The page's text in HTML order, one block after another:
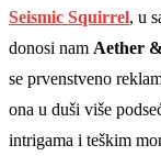
Seismic Squirrel, u
donosi nam Aether
se prvenstveno
ona u duši više
intrigama i teškim